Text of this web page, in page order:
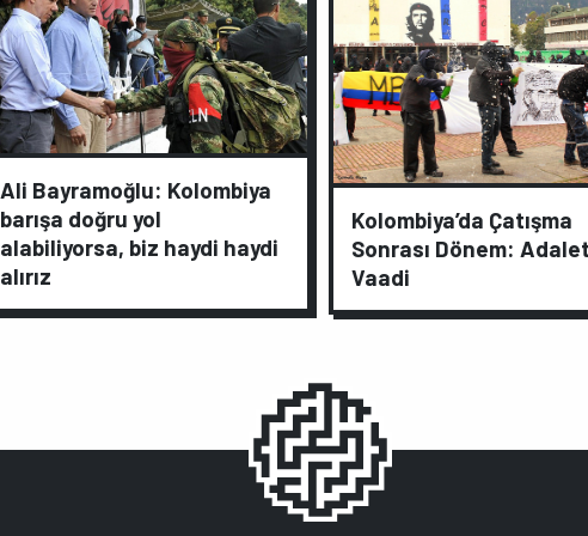
Ali Bayramoğlu: Kolombiya
barışa doğru yol
alabiliyorsa, biz haydi haydi
alırız
Kolombiya’da Çatışma
Sonrası Dönem:
Vaadi